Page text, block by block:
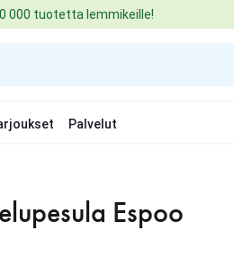
000 tuotetta lemmikeille!
Palvelut
Espoo